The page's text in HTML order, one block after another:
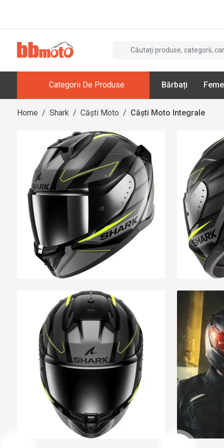
Categorii De Produse Bărbați
Home / Shark / Căști Moto / Căști Moto Integrale